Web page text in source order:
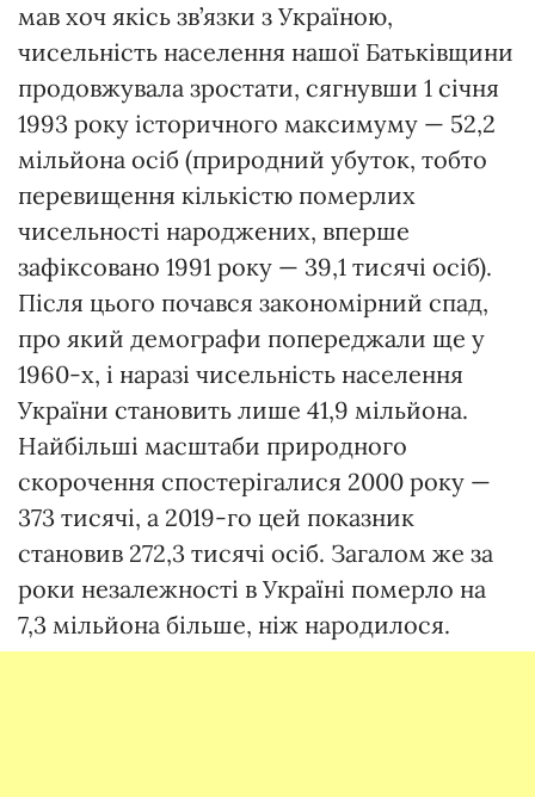
мав хоч якісь зв’язки з Україною,
чисельність населення нашої Батьківщини
продовжувала зростати, сягнувши 1 січня
1993 року історичного максимуму — 52,2
мільйона осіб (природний убуток, тобто
перевищення кількістю померлих
чисельності народжених, вперше
зафіксовано 1991 року — 39,1 тисячі осіб).
Після цього почався закономірний спад,
про який демографи попереджали ще у
1960-х, і наразі чисельність населення
України становить лише 41,9 мільйона.
Найбільші масштаби природного
скорочення спостерігалися 2000 року —
373 тисячі, а 2019-го цей показник
становив 272,3 тисячі осіб. Загалом же за
роки незалежності в Україні померло на
7,3 мільйона більше, ніж народилося.